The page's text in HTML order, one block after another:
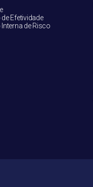
Efetividade
de Risco